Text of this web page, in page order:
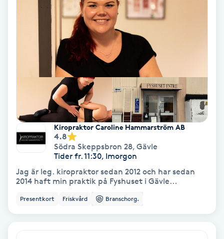
Fettreducering
Fibromassage
Fotmassage
Fotsvamp
Kiropraktor Caroline Hammarström AB
4.8
Södra Skeppsbron 28, Gävle
Tider fr. 11:30, Imorgon
Jag är leg. kiropraktor sedan 2012 och har sedan
2014 haft min praktik på Fyshuset i Gävle...
Presentkort Friskvård Branschorg.